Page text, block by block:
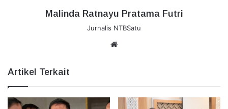
Malinda Ratnayu Pratama Futri
Jurnalis NTBSatu
Artikel Terkait